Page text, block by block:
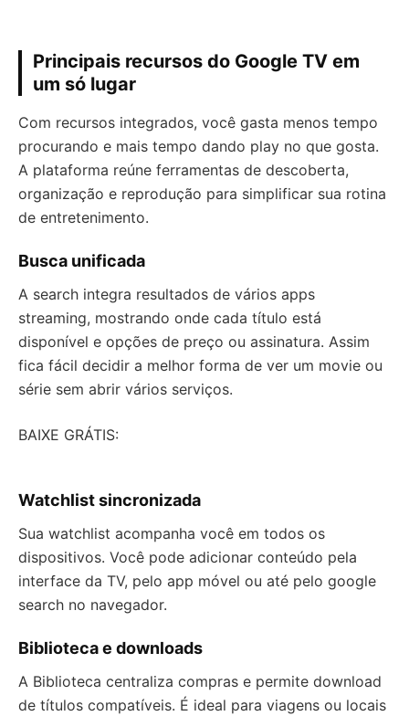
Principais recursos do Google TV em
um só lugar
Com recursos integrados, você gasta menos tempo
procurando e mais tempo dando play no que gosta.
A plataforma reúne ferramentas de descoberta,
organização e reprodução para simplificar sua rotina
de entretenimento.
Busca unificada
A search integra resultados de vários apps
streaming, mostrando onde cada título está
disponível e opções de preço ou assinatura. Assim
fica fácil decidir a melhor forma de ver um movie ou
série sem abrir vários serviços.
BAIXE GRÁTIS:
Watchlist sincronizada
Sua watchlist acompanha você em todos os
dispositivos. Você pode adicionar conteúdo pela
interface da TV, pelo app móvel ou até pelo google
search no navegador.
Biblioteca e downloads
A Biblioteca centraliza compras e permite download
de títulos compatíveis. É ideal para viagens ou locais